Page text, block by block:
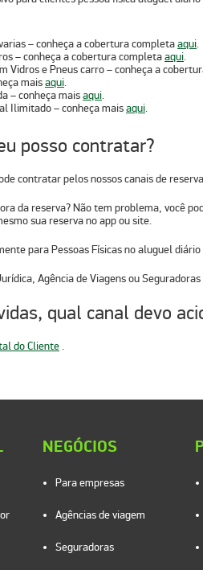
– conheça a cobertura completaaqui.
– conheça a cobertura completaaqui.
Vidros e Pneus carro – conheça a
maisaqui.
– conheça maisaqui.
Ilimitado – conheça maisaqui.
posso contratar?
contratar pelos nossos canais de
da reserva? Não tem problema, você
sua reserva noapp ou site.
para Pessoas Físicas no aluguel
Agência de Viagens ou
qual canal devo
do Cliente .
NEGÓCIOS
Para empresas
Agências de viagem
Seguradoras